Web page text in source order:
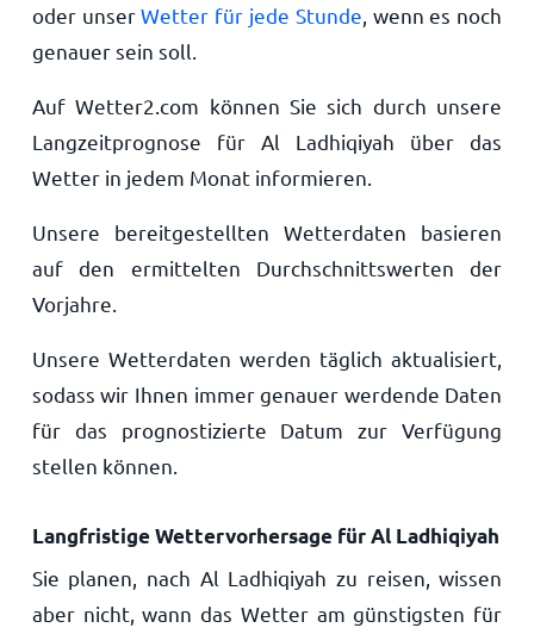
oder unserWetter für jede Stunde , wenn es noch
genauer sein soll.
Auf Wetter2.com können Sie sich durch unsere
Langzeitprognose für Al Ladhiqiyah über das
Wetter in jedem Monat informieren.
Unsere bereitgestellten Wetterdaten basieren
auf den ermittelten Durchschnittswerten der
Vorjahre.
Unsere Wetterdaten werden täglich aktualisiert,
sodass wir Ihnen immer genauer werdende Daten
für das prognostizierte Datum zur Verfügung
stellen können.
Langfristige Wettervorhersage für Al Ladhiqiyah
Sie planen, nach Al Ladhiqiyah zu reisen, wissen
aber nicht, wann das Wetter am günstigsten für